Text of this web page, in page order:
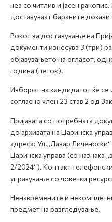
неа со читлив и јасен
доставуваат бараните
Рокот за доставување на
документи изнесува 3 (три)
објавувањето на огласот,
година (петок).
Изборот на кандидатот ќе
согласно член 23 став 2 од
Пријавата со потребната
до архивата на Царинска
адреса: Ул.„Лазар
Царинска управа (со назнака
2/2024“). Контакт
управување со човечки
Ненавремените и
предмет на разгледување.